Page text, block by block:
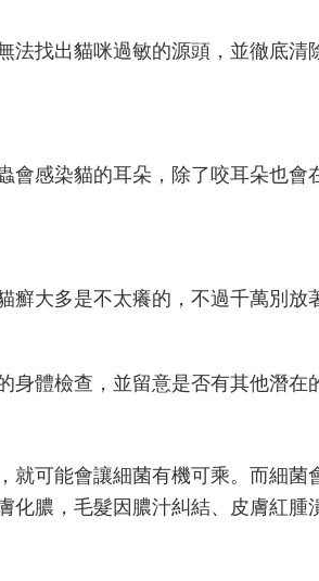
找出貓咪過敏的源頭，並徹底清
感染貓的耳朵，除了咬耳朵也會
大多是不太癢的，不過千萬別放
體檢查，並留意是否有其他潛在
可能會讓細菌有機可乘。而細菌
膿，毛髮因膿汁糾結、皮膚紅腫